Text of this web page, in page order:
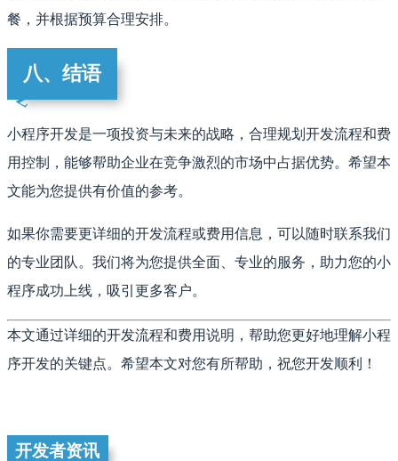
餐，并根据预算合理安排。
八、结语
小程序开发是一项投资与未来的战略，合理规划开发流程和费
用控制，能够帮助企业在竞争激烈的市场中占据优势。希望本
文能为您提供有价值的参考。
如果你需要更详细的开发流程或费用信息，可以随时联系我们
的专业团队。我们将为您提供全面、专业的服务，助力您的小
程序成功上线，吸引更多客户。
本文通过详细的开发流程和费用说明，帮助您更好地理解小程
序开发的关键点。希望本文对您有所帮助，祝您开发顺利！
开发者资讯